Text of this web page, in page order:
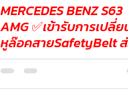
MERCEDES BENZ S63
AMG ✅เข้ารับการเปลี่
หูล๊อคสายSafetyBelt
ของเบาะหลัง